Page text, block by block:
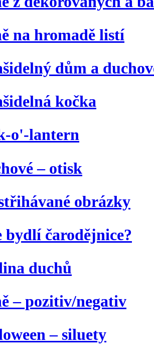
na hromadě listí
dům a
kočka
o'-lantern
– otisk
obrázky
bydlí čarodějnice?
duchů
– pozitiv/negativ
– siluety